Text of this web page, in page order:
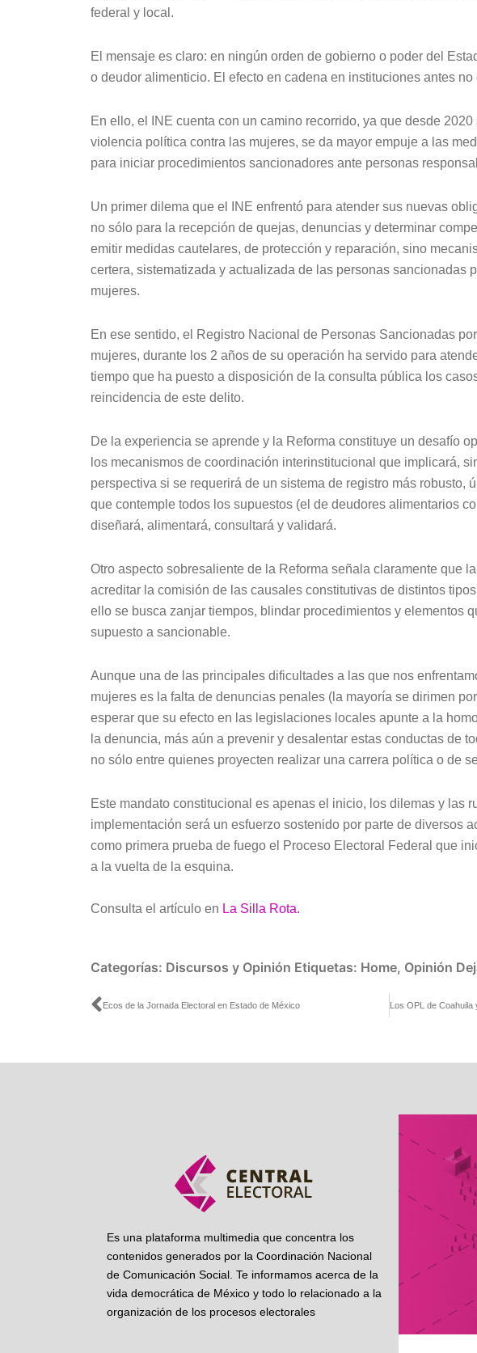
federal y local.
El mensaje es claro: en ningún orden de gobierno o poder del
o deudor alimenticio. El efecto en cadena en instituciones antes
En ello, el INE cuenta con un camino recorrido, ya que desde
violencia política contra las mujeres, se da mayor empuje a las
para iniciar procedimientos sancionadores ante personas
Un primer dilema que el INE enfrentó para atender sus nuevas
no sólo para la recepción de quejas, denuncias y determinar
emitir medidas cautelares, de protección y reparación, sino
certera, sistematizada y actualizada de las personas sancionadas
mujeres.
En ese sentido, el Registro Nacional de Personas Sancionadas
mujeres, durante los 2 años de su operación ha servido para
tiempo que ha puesto a disposición de la consulta pública los
reincidencia de este delito.
De la experiencia se aprende y la Reforma constituye un desafío
los mecanismos de coordinación interinstitucional que implicará,
perspectiva si se requerirá de un sistema de registro más robusto,
que contemple todos los supuestos (el de deudores alimentarios
diseñará, alimentará, consultará y validará.
Otro aspecto sobresaliente de la Reforma señala claramente que
acreditar la comisión de las causales constitutivas de distintos
ello se busca zanjar tiempos, blindar procedimientos y elementos
supuesto a sancionable.
Aunque una de las principales dificultades a las que nos
mujeres es la falta de denuncias penales (la mayoría se dirimen
esperar que su efecto en las legislaciones locales apunte a la
la denuncia, más aún a prevenir y desalentar estas conductas de
no sólo entre quienes proyecten realizar una carrera política o de
Este mandato constitucional es apenas el inicio, los dilemas y las
implementación será un esfuerzo sostenido por parte de diversos
como primera prueba de fuego el Proceso Electoral Federal que
a la vuelta de la esquina.
Consulta el artículo en La Silla Rota.
Categorías: Discursos y Opinión Etiquetas: Home, Opinión
Ant
Ecos de la Jornada Electoral en Estado de México
Es una plataforma multimedia que concentra los
contenidos generados por la Coordinación Nacional
de Comunicación Social. Te informamos acerca de la
vida democrática de México y todo lo relacionado a la
organización de los procesos electorales